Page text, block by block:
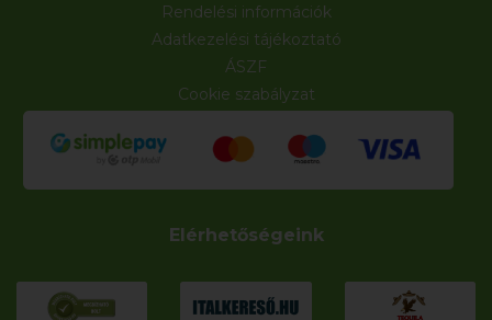
Rendelési információk
Adatkezelési tájékoztató
ÁSZF
Cookie szabályzat
Elérhetőségeink